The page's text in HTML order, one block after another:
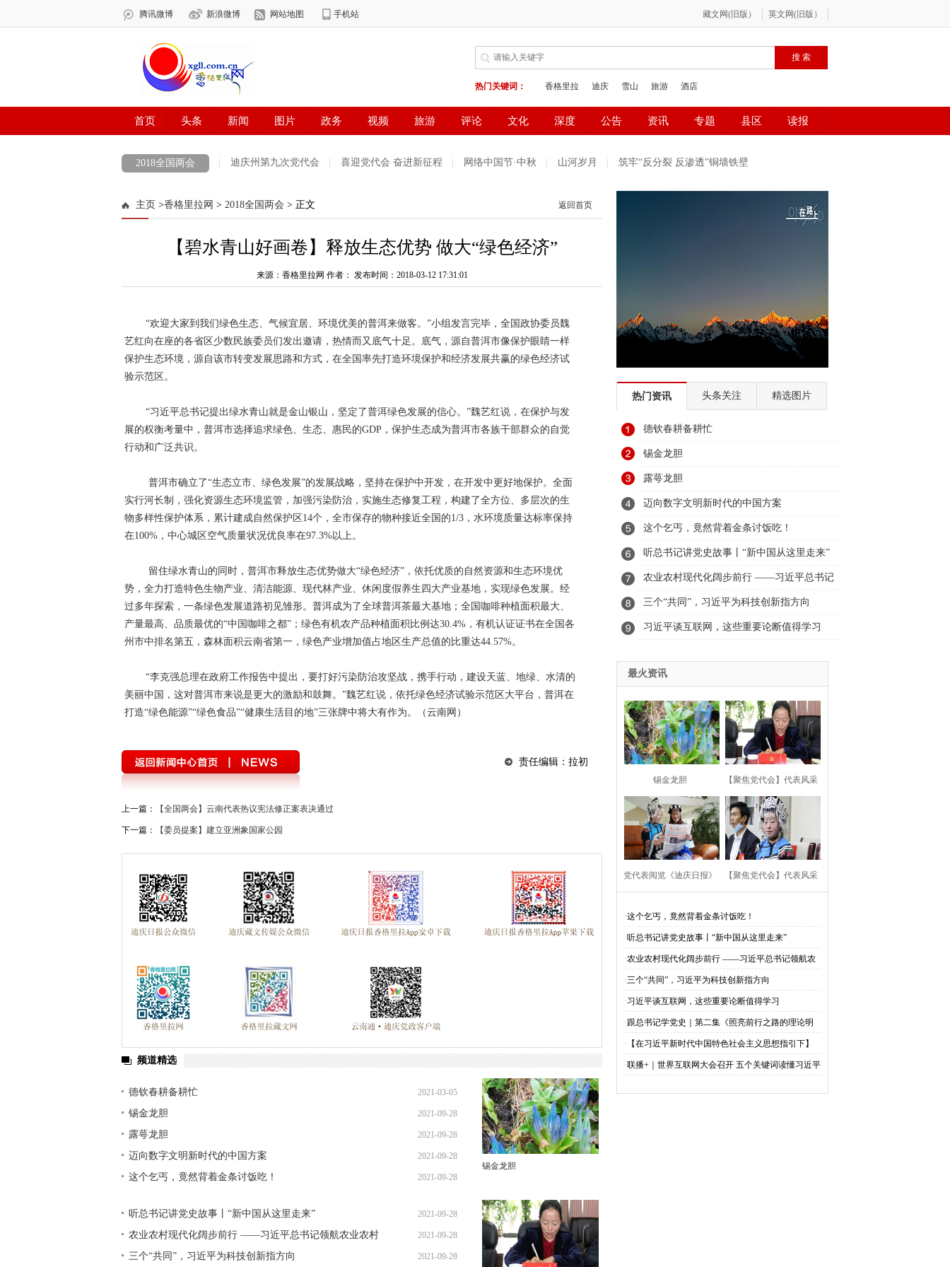
2018全国两会 迪庆州第九次党代会 喜迎党代会 奋进新征程 网络中国节·中秋 山河岁月 筑牢“反分裂 反渗透”铜墙铁壁
中国正能量2021“五个一百”网络精品征集评选展播活动
最美新时代革命军人
涉历史虚无主义有害信息举报专区 党徽闪耀在迪庆高原 第二届“彩云杯”网评大赛 党史知识一日一学习
创建生态文明示范州 展望十四五开启新征程
2018年“世界艾滋病日”宣传活动 第四次全国经济普查 迪庆两会2018
纪念西藏民主改革60周年 开展扫黑除恶 建设善美云南 追梦火焰蓝 诚信建设万里行 习近平外交思想
迪庆“扶贫攻坚”手机摄影大赛 2018赛马节
坚决打赢脱贫攻坚战 绿水青山就是金山银山 壮阔东方潮 奋进新时代 崇尚英雄 精忠报国——我们家的报国故事
美丽中国长江行——共舞长江经济带·生态篇
反邪教宣传教育 全面深化改革 迪庆在行动
学习贯彻党的十九大精神 党的十九大 不忘初心继续前进 迪庆藏族自治州成立60周年 拥护核心 心向北京 迪庆州历届州委书记、州长访谈录
环境保护督察“回头看”整改专栏 习近平：绿水青山就是金山银山 网络安全法 2017迪庆两会 “看迪庆• 说变化”
学习贯彻党的十八届六中全会精神
迪庆州第八次党代会 精准扶贫 中国共产党成立95周年 森林防火人人有责 严禁一切野外用火 “挂包帮、走转访”
理论学习 这三年 全面开展法治宣传教育 夯实依法治州工作基础 廉洁自律准则
迪庆首届手机图片微视频大赛 西藏成立50周年 纪念抗战胜利70周年 十三五规划建言献策 悦读改变人生、悦读助我成长
禁毒宣传 三严三实 忠诚干净担当 迪庆州七届八次全会精神 迪庆州旅游局 2015迪庆两会 中国梦高原情 环境综合整治建设美丽迪庆
2014迪庆两会 党的群众路线教育实践活动
党风廉政 独克宗古城火灾 十八届三中全会 28地震 楠赛林卡 2013赛马节 2013两会
厉行节约 俭约云南主题教育宣传 喜迎十八大 学习杨善洲 报社“走转改”活动专栏
学习贯彻七一重要讲话精神 州第七次党代会 汶川地震 第十届康巴艺术
首届“彩云杯”网评大赛
习近平新时代中国特色社会主义思想 贯彻落实习近平考察云南讲话精神 香格里拉飞羽天堂 2021年迪庆两会 疫情防控 云南省两会
春节期间侵犯假冒行为专项整治 网络中国节·春节 全国·两会 网络中国节清明
主页 >香格里拉网 > 2018全国两会 > 正文 返回首页
【碧水青山好画卷】释放生态优势 做大“绿色经济”
来源：香格里拉网 作者： 发布时间：2018-03-12 17:31:01
“欢迎大家到我们绿色生态、气候宜居、环境优美的普洱来做客。”小组发言完毕，全国政协委员魏
艺红向在座的各省区少数民族委员们发出邀请，热情而又底气十足。底气，源自普洱市像保护眼睛一样
保护生态环境，源自该市转变发展思路和方式，在全国率先打造环境保护和经济发展共赢的绿色经济试
验示范区。
“习近平总书记提出绿水青山就是金山银山，坚定了普洱绿色发展的信心。”魏艺红说，在保护与发
展的权衡考量中，普洱市选择追求绿色、生态、惠民的GDP，保护生态成为普洱市各族干部群众的自觉
行动和广泛共识。
普洱市确立了“生态立市、绿色发展”的发展战略，坚持在保护中开发，在开发中更好地保护。全面
实行河长制，强化资源生态环境监管，加强污染防治，实施生态修复工程，构建了全方位、多层次的生
物多样性保护体系，累计建成自然保护区14个，全市保存的物种接近全国的1/3，水环境质量达标率保持
在100%，中心城区空气质量状况优良率在97.3%以上。
留住绿水青山的同时，普洱市释放生态优势做大“绿色经济”，依托优质的自然资源和生态环境优
势，全力打造特色生物产业、清洁能源、现代林产业、休闲度假养生四大产业基地，实现绿色发展。经
过多年探索，一条绿色发展道路初见雏形。普洱成为了全球普洱茶最大基地；全国咖啡种植面积最大、
产量最高、品质最优的“中国咖啡之都”；绿色有机农产品种植面积比例达30.4%，有机认证证书在全国各
州市中排名第五，森林面积云南省第一，绿色产业增加值占地区生产总值的比重达44.57%。
“李克强总理在政府工作报告中提出，要打好污染防治攻坚战，携手行动，建设天蓝、地绿、水清的
美丽中国，这对普洱市来说是更大的激励和鼓舞。”魏艺红说，依托绿色经济试验示范区大平台，普洱在
打造“绿色能源”“绿色食品”“健康生活目的地”三张牌中将大有作为。（云南网）
责任编辑：拉初
上一篇： 【全国两会】云南代表热议宪法修正案表决通过
下一篇： 【委员提案】建立亚洲象国家公园
频道精选
德钦春耕备耕忙 2021-03-05
锡金龙胆 2021-09-28
露萼龙胆 2021-09-28
迈向数字文明新时代的中国方案 2021-09-28
这个乞丐，竟然背着金条讨饭吃！ 2021-09-28
听总书记讲党史故事丨“新中国从这里走来” 2021-09-28
农业农村现代化阔步前行 ——习近平总书记领航农业农村
高质量发展（之三）
2021-09-28
三个“共同”，习近平为科技创新指方向 2021-09-28
锡金龙胆
热门资讯 头条关注 精选图片
德钦春耕备耕忙
锡金龙胆
露萼龙胆
迈向数字文明新时代的中国方案
这个乞丐，竟然背着金条讨饭吃！
听总书记讲党史故事丨“新中国从这里走来”
农业农村现代化阔步前行 ——习近平总书记
领航农业农村高质量发展（之三）
三个“共同”，习近平为科技创新指方向
习近平谈互联网，这些重要论断值得学习
最火资讯
锡金龙胆 【聚焦党代会】代表风采
党代表阅览《迪庆日报》 【聚焦党代会】代表风采
·这个乞丐，竟然背着金条讨饭吃！
·听总书记讲党史故事丨“新中国从这里走来”
·农业农村现代化阔步前行 ——习近平总书记领航农
业农村高质量发展（之三）
·三个“共同”，习近平为科技创新指方向
·习近平谈互联网，这些重要论断值得学习
·跟总书记学党史｜第二集《照亮前行之路的理论明
灯》
· 【在习近平新时代中国特色社会主义思想指引下】
聚天下英才 共筑中华民族伟大复兴中国梦
·联播+｜世界互联网大会召开 五个关键词读懂习近平